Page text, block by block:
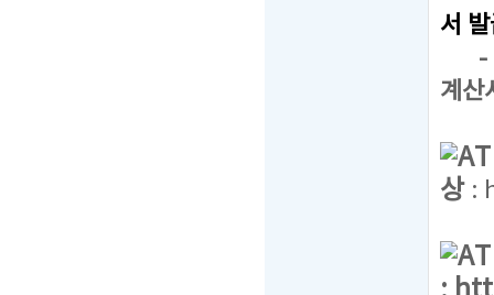
서
-
계산
상 :